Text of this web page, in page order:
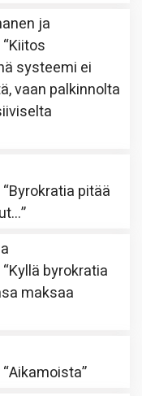
ja
Kiitos
systeemi ei
vaan palkinnolta
Byrokratia pitää
”
Kyllä byrokratia
maksaa
Aikamoista”